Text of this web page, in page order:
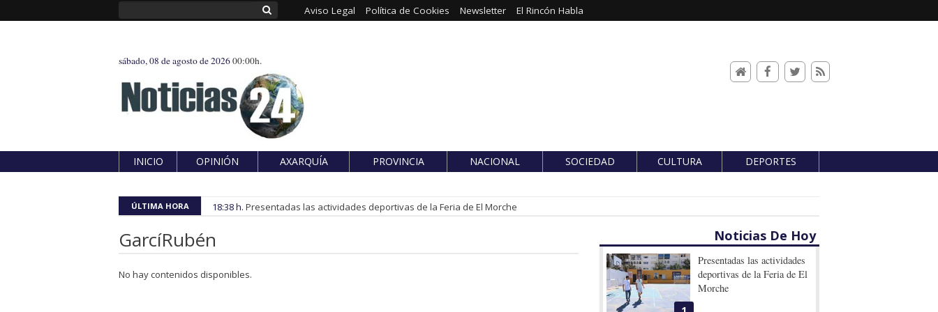
Aviso Legal Política de Cookies Newsletter El Rincón Habla
sábado, 08 de agosto de 202600:00h.
INICIO OPINIÓN AXARQUÍA PROVINCIA NACIONAL SOCIEDAD CULTURA DEPORTES
ÚLTIMA HORA 18:38 h. Presentadas las actividades deportivas de la Feria de El Morche
GarcíRubén
No hay contenidos disponibles.
Noticias De Hoy
Presentadas las actividades
deportivas de la Feria de El
Morche